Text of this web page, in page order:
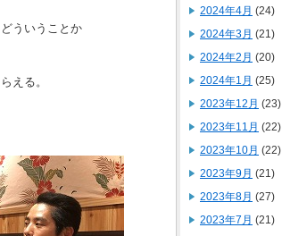
ういうことか
える。
2024年4月 (24)
2024年3月 (21)
2024年2月 (20)
2024年1月 (25)
2023年12月 (23)
2023年11月 (22)
2023年10月 (22)
2023年9月 (21)
2023年8月 (27)
2023年7月 (21)